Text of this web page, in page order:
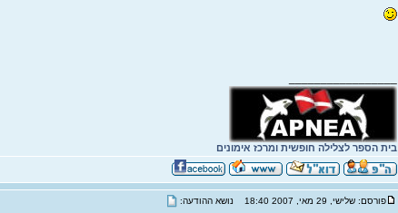
בית הספר לצלילה חופשית ומרכז אימונים
פורסם: שלישי, 29 מאי, 2007 18:40 נושא ההודעה: